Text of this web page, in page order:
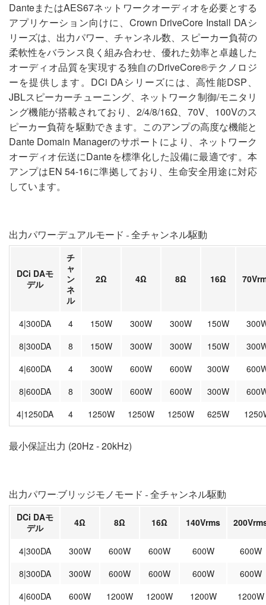
DanteまたはAES67ネットワークオーディオを必要とする
アプリケーション向けに、Crown DriveCore Install DAシ
リーズは、出力パワー、チャンネル数、スピーカー負荷の
柔軟性をバランス良く組み合わせ、優れた効率と卓越した
オーディオ品質を実現する独自のDriveCore®テクノロジ
ーを提供します。DCi DAシリーズには、高性能DSP、
JBLスピーカーチューニング、ネットワーク制御/モニタリ
ング機能が搭載されており、2/4/8/16Ω、70V、100Vのス
ピーカー負荷を駆動できます。このアンプの高度な機能と
Dante Domain Managerのサポートにより、ネットワーク
オーディオ伝送にDanteを標準化した設備に最適です。本
アンプはEN 54-16に準拠しており、生命安全用途に対応
しています。
出力パワー:デュアルモード - 全チャンネル駆動
DCi DAモ
デル
チ
ャ
ン
ネ
ル
2Ω 4Ω 8Ω 16Ω
4|300DA 4 150W 300W 300W 150W
8|300DA
8 150W 300W 300W 150W
4|600DA
4 300W 600W 600W 300W
8|600DA
8 300W 600W 600W 300W
4|1250DA
4 1250W 1250W 1250W 625W
最小保証出力 (20Hz - 20kHz)
出力パワー:ブリッジモノモード - 全チャンネル駆動
DCi DAモ
デル
4Ω 8Ω 16Ω 140Vrms
4|300DA 300W 600W 600W 600W
600W
8|300DA
300W 600W 600W 600W
600W
4|600DA
600W 1200W 1200W 1200W
1200W